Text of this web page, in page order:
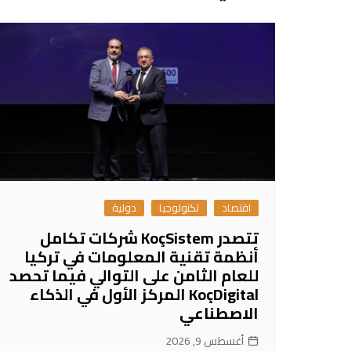
اقتصاد تكنولوجيا دولية
تتصدر KoçSistem شركات تكامل
أنظمة تقنية المعلومات في تركيا
للعام الثامن على التوالي فيما تحصد
KoçDigital المركز الأول في الذكاء
الاصطناعي
أغسطس 9, 2026